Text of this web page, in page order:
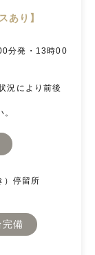
あり】
分発・13時00
況により前後
）停留所
備